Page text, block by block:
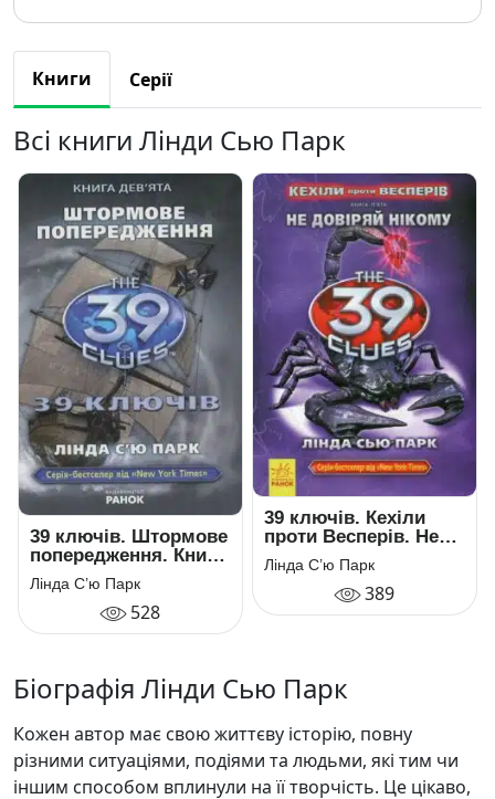
Книги Серії
Всі книги Лінди Сью Парк
39 ключів. Штормове
попередження. Книга
9
Лінда С’ю Парк
528
39 ключів. Кехіли
проти Весперів. Не
довіряй нікому.
Книга 5
Лінда С’ю Парк
389
Біографія Лінди Сью Парк
Кожен автор має свою життєву історію, повну
різними ситуаціями, подіями та людьми, які тим чи
іншим способом вплинули на її творчість. Це цікаво,